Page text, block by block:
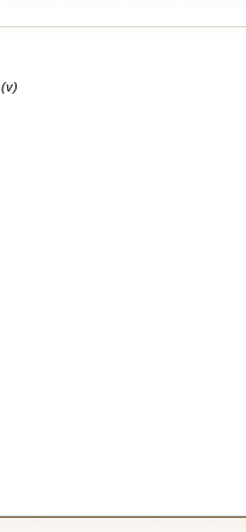
(v)